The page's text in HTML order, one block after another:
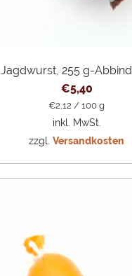
Jagdwurst, 255 g-
€5,40
€2,12 / 100 g
inkl. MwSt.
zzgl. Versandkosten